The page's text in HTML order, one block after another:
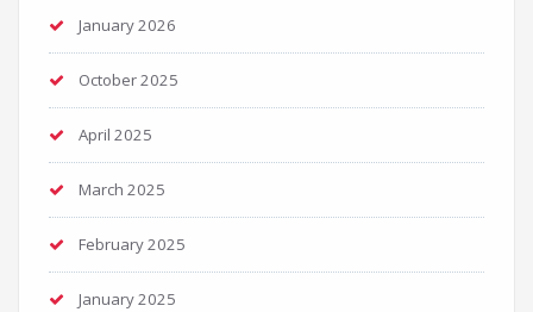
January 2026
October 2025
April 2025
March 2025
February 2025
January 2025